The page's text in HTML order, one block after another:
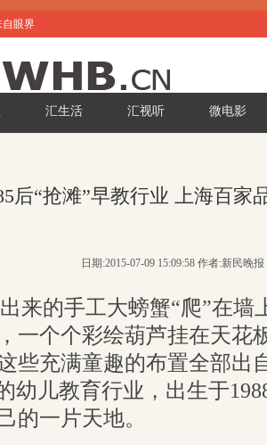
自眼界
汇生活 汇视听 微电影
后“抢滩”早教行业 上海百家
日期:2015-07-09 15:09:58 作者:新民晚报
来的手工大螃蟹“爬”在墙
一个个彩绘葫芦挂在天
些充满童趣的布置全部出
幼儿教育行业，出生于
的一片天地。